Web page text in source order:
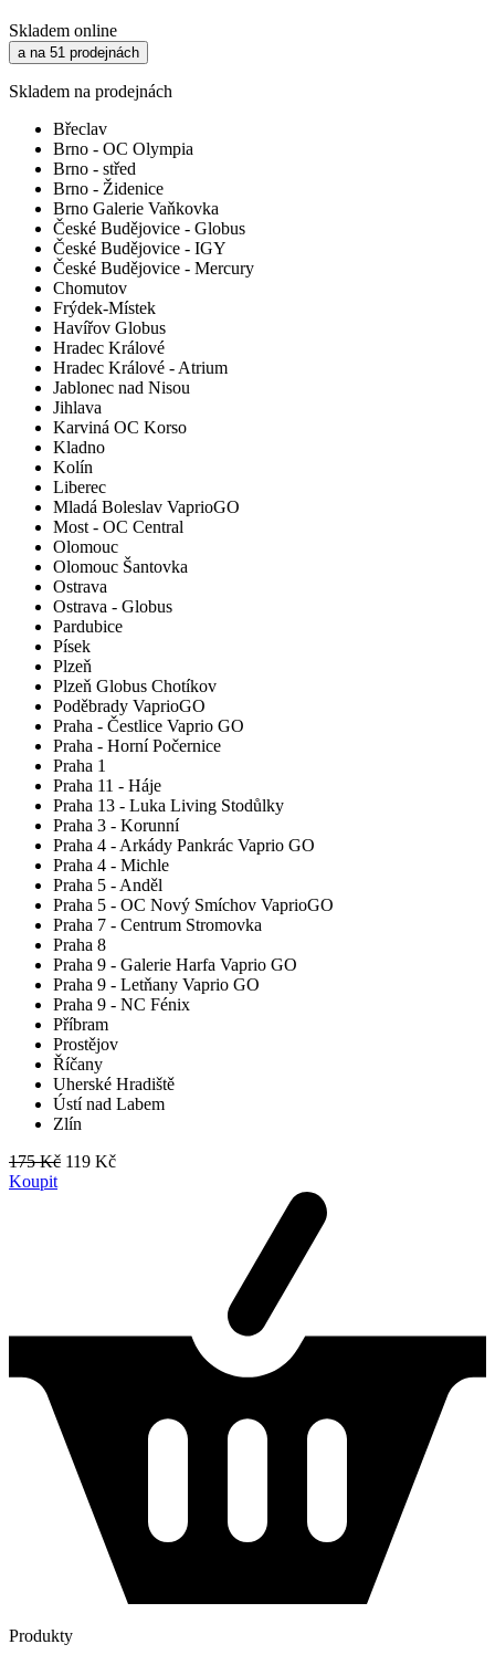
Skladem online
a na 51 prodejnách
Skladem na prodejnách
Břeclav
Brno - OC Olympia
Brno - střed
Brno - Židenice
Brno Galerie Vaňkovka
České Budějovice - Globus
České Budějovice - IGY
České Budějovice - Mercury
Chomutov
Frýdek-Místek
Havířov Globus
Hradec Králové
Hradec Králové - Atrium
Jablonec nad Nisou
Jihlava
Karviná OC Korso
Kladno
Kolín
Liberec
Mladá Boleslav VaprioGO
Most - OC Central
Olomouc
Olomouc Šantovka
Ostrava
Ostrava - Globus
Pardubice
Písek
Plzeň
Plzeň Globus Chotíkov
Poděbrady VaprioGO
Praha - Čestlice Vaprio GO
Praha - Horní Počernice
Praha 1
Praha 11 - Háje
Praha 13 - Luka Living Stodůlky
Praha 3 - Korunní
Praha 4 - Arkády Pankrác Vaprio GO
Praha 4 - Michle
Praha 5 - Anděl
Praha 5 - OC Nový Smíchov VaprioGO
Praha 7 - Centrum Stromovka
Praha 8
Praha 9 - Galerie Harfa Vaprio GO
Praha 9 - Letňany Vaprio GO
Praha 9 - NC Fénix
Příbram
Prostějov
Říčany
Uherské Hradiště
Ústí nad Labem
Zlín
175 Kč 119 Kč
Koupit
Produkty